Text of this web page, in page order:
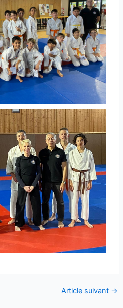
Article suivant →